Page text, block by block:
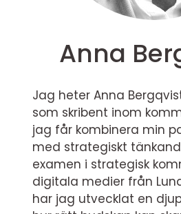
Anna
Jag heter Anna
som skribent inom
jag får kombinera min
med strategiskt
examen i strategisk
digitala medier från
har jag utvecklat en